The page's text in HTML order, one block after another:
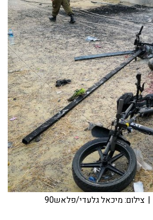
| צילום: מיכאל גלעדי/פלאש90